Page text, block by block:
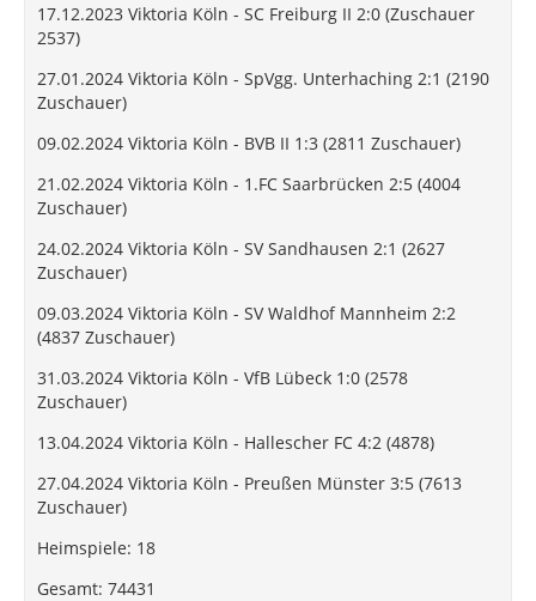
17.12.2023 Viktoria Köln - SC Freiburg II 2:0 (Zuschauer
2537)
27.01.2024 Viktoria Köln - SpVgg. Unterhaching 2:1 (2190
Zuschauer)
09.02.2024 Viktoria Köln - BVB II 1:3 (2811 Zuschauer)
21.02.2024 Viktoria Köln - 1.FC Saarbrücken 2:5 (4004
Zuschauer)
24.02.2024 Viktoria Köln - SV Sandhausen 2:1 (2627
Zuschauer)
09.03.2024 Viktoria Köln - SV Waldhof Mannheim 2:2
(4837 Zuschauer)
31.03.2024 Viktoria Köln - VfB Lübeck 1:0 (2578
Zuschauer)
13.04.2024 Viktoria Köln - Hallescher FC 4:2 (4878)
27.04.2024 Viktoria Köln - Preußen Münster 3:5 (7613
Zuschauer)
Heimspiele: 18
Gesamt: 74431